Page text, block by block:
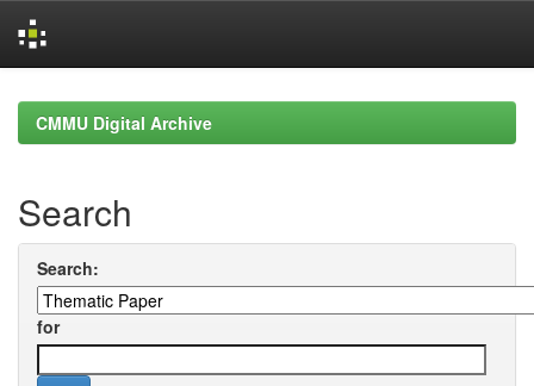
navigationCMMU Digital Archive
Search
Search:
for